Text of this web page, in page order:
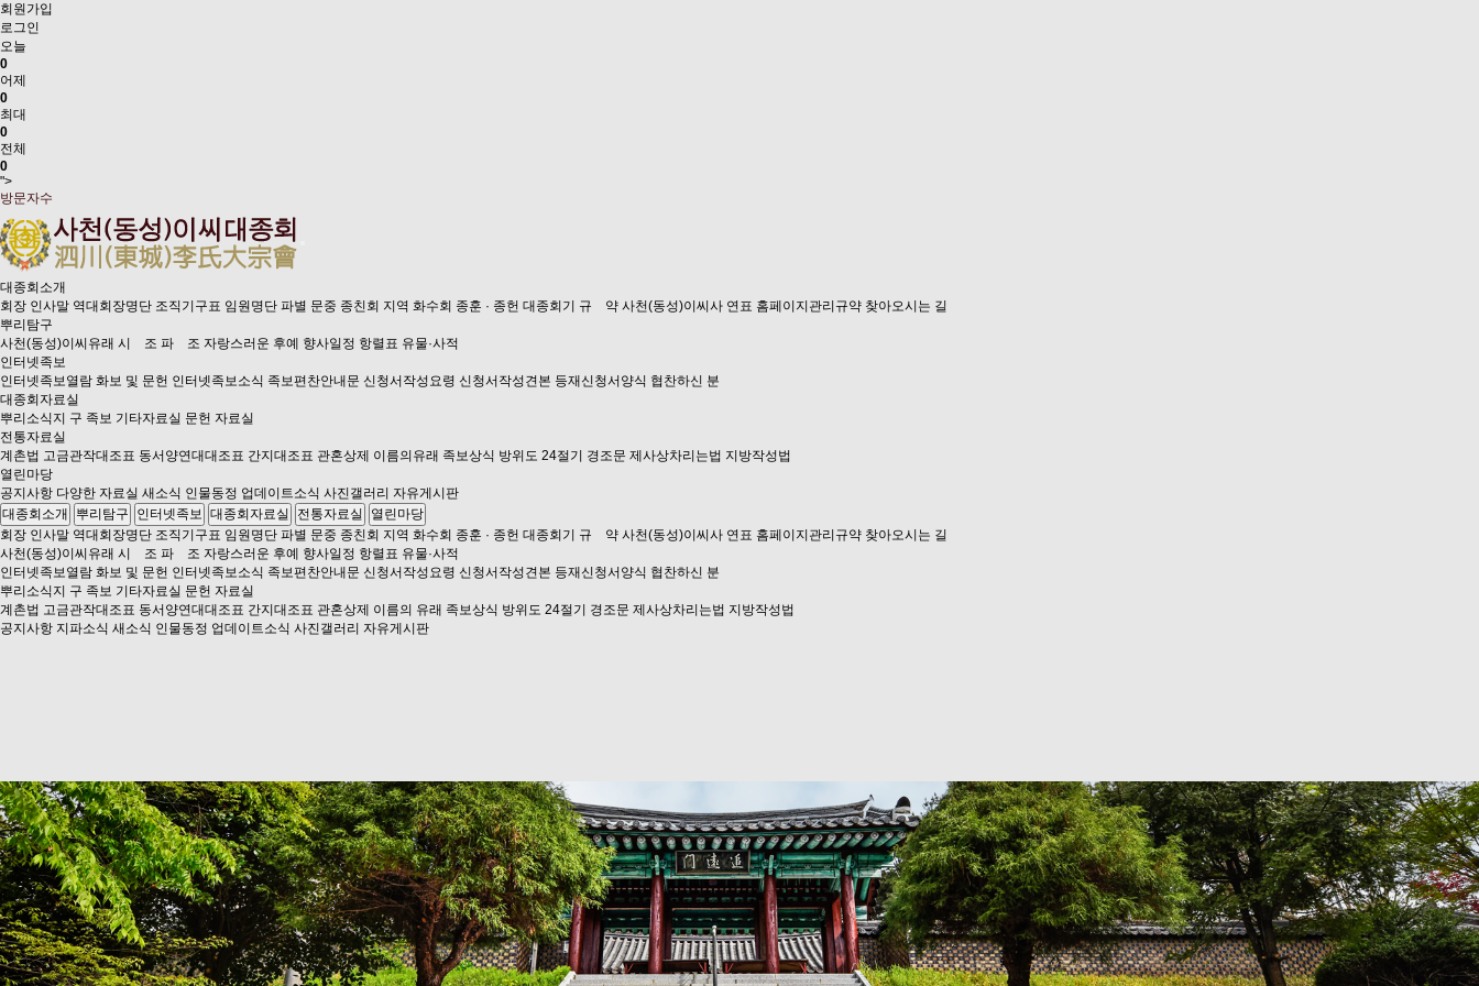
회원가입
로그인
오늘
0
어제
0
최대
0
전체
0
">
방문자수
대종회소개
회장 인사말 역대회장명단 조직기구표 임원명단 파별 문중 종친회 지역 화수회 종훈 · 종헌 대종회기 규 약 사천(동성)이씨사 연표 홈페이지관리규약 찾아오시는 길
뿌리탐구
사천(동성)이씨유래 시 조 파 조 자랑스러운 후예 향사일정 항렬표 유물·사적
인터넷족보
인터넷족보열람 화보 및 문헌 인터넷족보소식 족보편찬안내문 신청서작성요령 신청서작성견본 등재신청서양식 협찬하신 분
대종회자료실
뿌리소식지 구 족보 기타자료실 문헌 자료실
전통자료실
계촌법 고금관작대조표 동서양연대대조표 간지대조표 관혼상제 이름의유래 족보상식 방위도 24절기 경조문 제사상차리는법 지방작성법
열린마당
공지사항 다양한 자료실 새소식 인물동정 업데이트소식 사진갤러리 자유게시판
대종회소개
뿌리탐구 인터넷족보 대종회자료실 전통자료실
열린마당
회장 인사말 역대회장명단 조직기구표 임원명단 파별 문중 종친회 지역 화수회 종훈 · 종헌 대종회기 규 약 사천(동성)이씨사 연표 홈페이지관리규약 찾아오시는 길
사천(동성)이씨유래 시 조 파 조 자랑스러운 후예 향사일정 항렬표 유물·사적
인터넷족보열람 화보 및 문헌 인터넷족보소식 족보편찬안내문 신청서작성요령 신청서작성견본 등재신청서양식 협찬하신 분
뿌리소식지 구 족보 기타자료실 문헌 자료실
계촌법 고금관작대조표 동서양연대대조표 간지대조표 관혼상제 이름의 유래 족보상식 방위도 24절기 경조문 제사상차리는법 지방작성법
공지사항 지파소식 새소식 인물동정 업데이트소식 사진갤러리 자유게시판